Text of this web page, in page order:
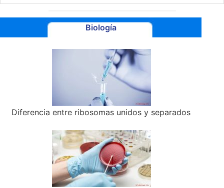
Biología
Diferencia entre ribosomas unidos y separados